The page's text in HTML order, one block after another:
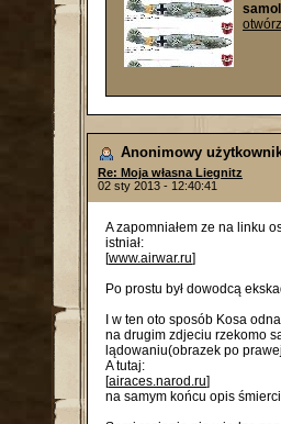
otwórz
Anonimowy
Re: Moja własna Liegnitz
02 sty 2013 - 12:40:41
A zapomniałem ze na linku
istniał:
[www.airwar.ru]
Po prostu był dowodcą
I w ten oto sposób Kosa
na drugim zdjeciu rzekomo
lądowaniu(obrazek po
A tutaj:
[airaces.narod.ru]
na samym końcu opis